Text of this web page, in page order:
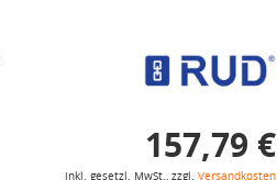
157,79 €
inkl. gesetzl. MwSt., zzgl. Versandkosten